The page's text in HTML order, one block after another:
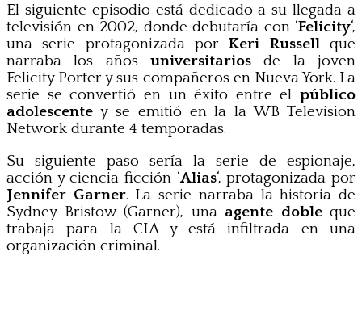
El siguiente episodio está dedicado a su llegada a
televisión en 2002, donde debutaría con ‘Felicity‘,
una serie protagonizada porKeri Russellque
narraba los años universitarios de la joven
Felicity Porter y sus compañeros en Nueva York. La
serie se convertió en un éxito entre el público
adolescente y se emitió en la la WB Television
Network durante 4 temporadas.
Su siguiente paso sería la serie de espionaje,
acción y ciencia ficción ‘Alias‘, protagonizada por
Jennifer Garner. La serie narraba la historia de
Sydney Bristow (Garner), una agente dobleque
trabaja para la CIA y está infiltrada en una
organización criminal.